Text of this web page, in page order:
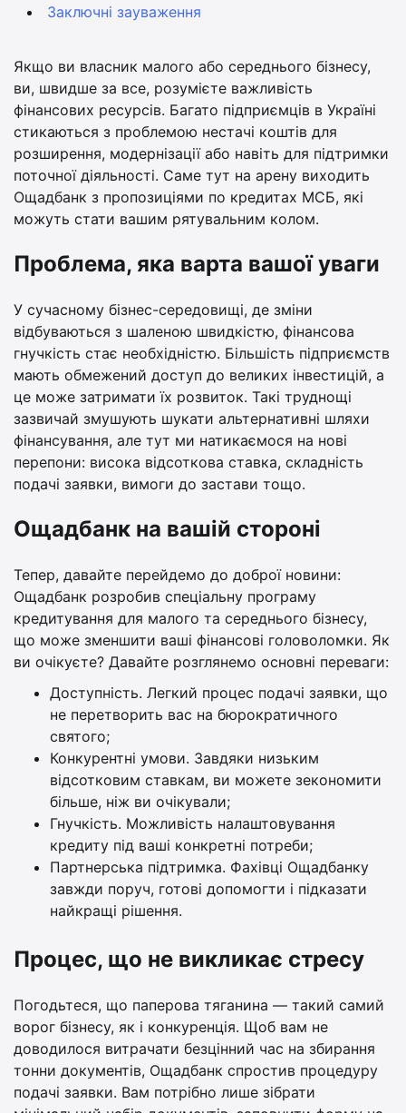
Заключні зауваження
Якщо ви власник малого або середнього бізнесу,
ви, швидше за все, розумієте важливість
фінансових ресурсів. Багато підприємців в Україні
стикаються з проблемою нестачі коштів для
розширення, модернізації або навіть для підтримки
поточної діяльності. Саме тут на арену виходить
Ощадбанк з пропозиціями по кредитах МСБ, які
можуть стати вашим рятувальним колом.
Проблема, яка варта вашої уваги
У сучасному бізнес-середовищі, де зміни
відбуваються з шаленою швидкістю, фінансова
гнучкість стає необхідністю. Більшість підприємств
мають обмежений доступ до великих інвестицій, а
це може затримати їх розвиток. Такі труднощі
зазвичай змушують шукати альтернативні шляхи
фінансування, але тут ми натикаємося на нові
перепони: висока відсоткова ставка, складність
подачі заявки, вимоги до застави тощо.
Ощадбанк на вашій стороні
Тепер, давайте перейдемо до доброї новини:
Ощадбанк розробив спеціальну програму
кредитування для малого та середнього бізнесу,
що може зменшити ваші фінансові головоломки. Як
ви очікуєте? Давайте розглянемо основні переваги:
Доступність. Легкий процес подачі заявки, що
не перетворить вас на бюрократичного
святого;
Конкурентні умови. Завдяки низьким
відсотковим ставкам, ви можете зекономити
більше, ніж ви очікували;
Гнучкість. Можливість налаштовування
кредиту під ваші конкретні потреби;
Партнерська підтримка. Фахівці Ощадбанку
завжди поруч, готові допомогти і підказати
найкращі рішення.
Процес, що не викликає стресу
Погодьтеся, що паперова тяганина — такий самий
ворог бізнесу, як і конкуренція. Щоб вам не
доводилося витрачати безцінний час на збирання
тонни документів, Ощадбанк спростив процедуру
подачі заявки. Вам потрібно лише зібрати